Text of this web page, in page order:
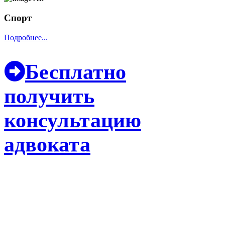
Спорт
Подробнее...
Бесплатно
получить
консультацию
адвоката